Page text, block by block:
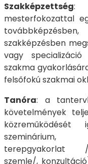
Szakképzettség:
mesterfokozattal
szakképzésben
vagy
szakma
felsőfokú szakmai
Tanóra: a
követelmények
közreműködését
szeminárium,
terepgyakorlat /
szemle/,